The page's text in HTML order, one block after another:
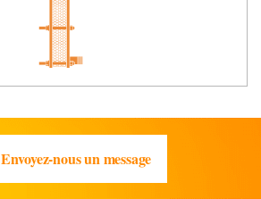
Envoyez-nous un message